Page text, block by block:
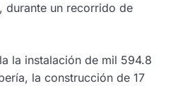
durante un recorrido de
la instalación de mil 594.8
la construcción de 17